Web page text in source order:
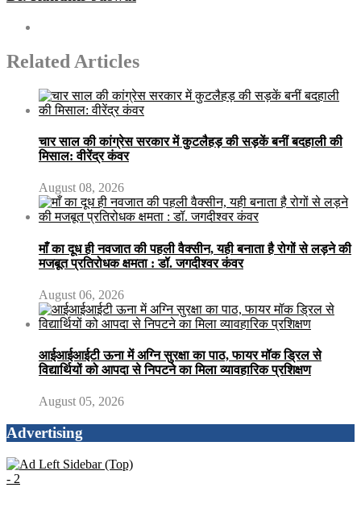
Related Articles
चार साल की कांग्रेस सरकार में कुटलैहड़ की सड़कें बनीं बदहाली की
मिसाल: वीरेंद्र कंवर
August 08, 2026
माँ का दूध ही नवजात की पहली वैक्सीन, यही बनाता है रोगों से लड़ने की
मजबूत प्रतिरोधक क्षमता : डॉ. जगदीश्वर कंवर
August 06, 2026
आईआईआईटी ऊना में अग्नि सुरक्षा का पाठ, फायर मॉक ड्रिल से
विद्यार्थियों को आपदा से निपटने का मिला व्यावहारिक प्रशिक्षण
August 05, 2026
Advertising